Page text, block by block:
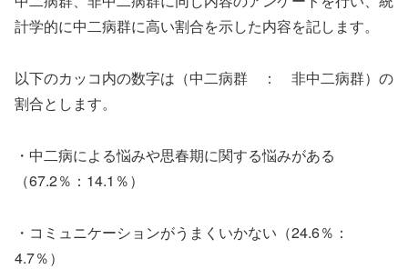
計学的に中二病群に高い割合を示した内容を記します。
以下のカッコ内の数字は（中二病群 ： 非中二病群）の
割合とします。
・中二病による悩みや思春期に関する悩みがある
（67.2％：14.1％）
・コミュニケーションがうまくいかない（24.6％：
4.7％）